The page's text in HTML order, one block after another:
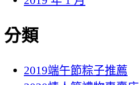
分類
2019端午節粽子推薦